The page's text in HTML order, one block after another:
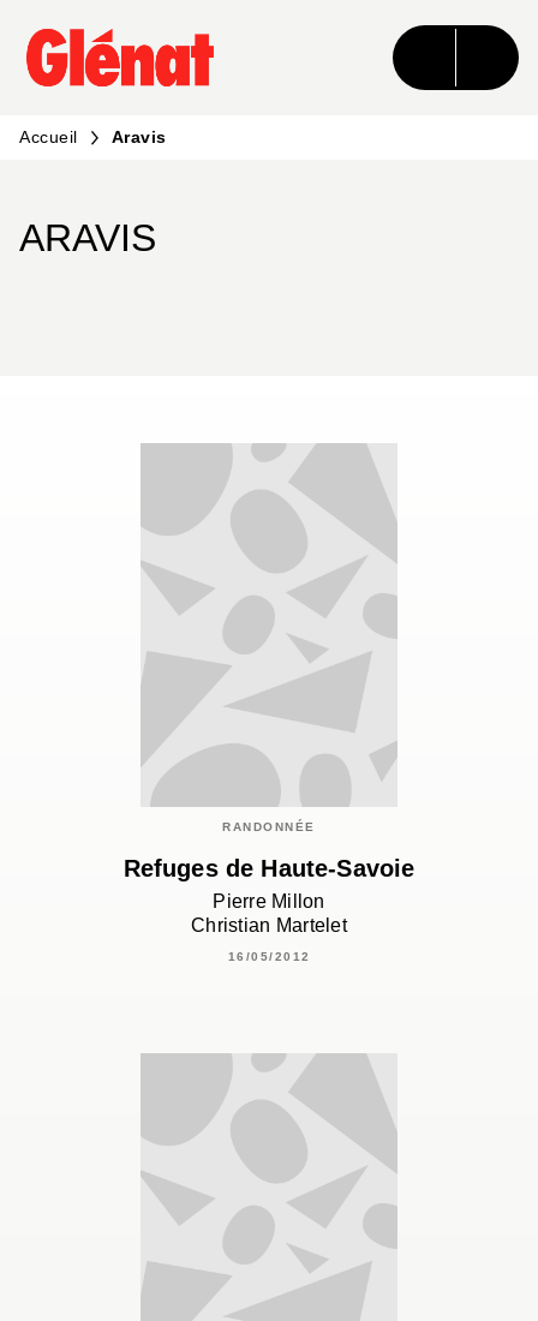
MENU RECHERCHE CONTENU
PIED DE PAGE
Accueil Aravis
ARAVIS
RANDONNÉE
Refuges de Haute-Savoie
Pierre Millon
Christian Martelet
16/05/2012